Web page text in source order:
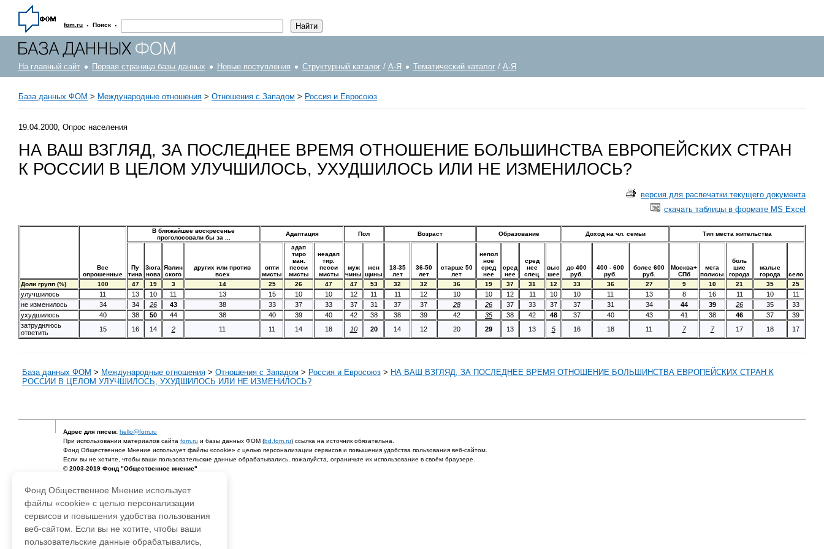
fom.ru · Поиск ·
На главный сайт Первая страница базы данных Новые поступления Структурный каталог / А-Я Тематический каталог / А-Я
База данных ФОМ > Международные отношения > Отношения с Западом > Россия и Евросоюз
19.04.2000, Опрос населения
НА ВАШ ВЗГЛЯД, ЗА ПОСЛЕДНЕЕ ВРЕМЯ ОТНОШЕНИЕ БОЛЬШИНСТВА ЕВРОПЕЙСКИХ СТРАН
К РОССИИ В ЦЕЛОМ УЛУЧШИЛОСЬ, УХУДШИЛОСЬ ИЛИ НЕ ИЗМЕНИЛОСЬ?
версия для распечатки текущего документа
скачать таблицы в формате MS Excel
Все
опрошенные
В ближайшее воскресенье
проголосовали бы за ...
Адаптация Пол Возраст Образование Доход на чл. семьи Тип места жительства
Пу
тина
Зюга
нова
Явлин
ского
других или против
всех
опти
мисты
адап
тиро
ван.
песси
мисты
неадап
тир.
песси
мисты
муж
чины
жен
щины
18-35
лет
36-50
лет
старше 50
лет
непол
ное
сред
нее
сред
нее
сред
нее
спец.
выс
шее
до 400
руб.
400 - 600
руб.
более 600
руб.
Москва+
СПб
мега
полисы
боль
шие
города
малые
города
село
Доли групп (%)
100 47 19 3 14 25 26 47 47 53 32 32 36 19 37 31 12 33 36 27 9 10 21 35 25
улучшилось 11 13 10 11 13 15 10 10 12 11 11 12 10 10 12 11 10 10 11 13 8 16 11 10
11
не изменилось
34 34 26 43 38 33 37 33 37 31 37 37 28 26 37 33 37 37 31 34 44 39 26 35
33
ухудшилось
40 38 50 44 38 40 39 40 42 38 38 39 42 35 38 42 48 37 40 43 41 38 46 37
39
затрудняюсь
ответить
15 16 14 2 11 11 14 18 10 20 14 12 20 29 13 13 5 16 18 11 7 7 17 18 17
База данных ФОМ > Международные отношения > Отношения с Западом > Россия и Евросоюз > НА ВАШ ВЗГЛЯД, ЗА ПОСЛЕДНЕЕ ВРЕМЯ ОТНОШЕНИЕ БОЛЬШИНСТВА ЕВРОПЕЙСКИХ СТРАН К
РОССИИ В ЦЕЛОМ УЛУЧШИЛОСЬ, УХУДШИЛОСЬ ИЛИ НЕ ИЗМЕНИЛОСЬ?
Адрес для писем: hello@fom.ru
При использовании материалов сайта fom.ru и базы данных ФОМ (bd.fom.ru) ссылка на источник обязательна.
Фонд Общественное Мнение использует файлы «cookie» с целью персонализации сервисов и повышения удобства пользования веб-сайтом.
Если вы не хотите, чтобы ваши пользовательские данные обрабатывались, пожалуйста, ограничьте их использование в своём браузере.
© 2003-2019 Фонд "Общественное мнение"
Фонд Общественное Мнение использует
файлы «cookie» с целью персонализации
сервисов и повышения удобства пользования
веб-сайтом. Если вы не хотите, чтобы ваши
пользовательские данные обрабатывались,